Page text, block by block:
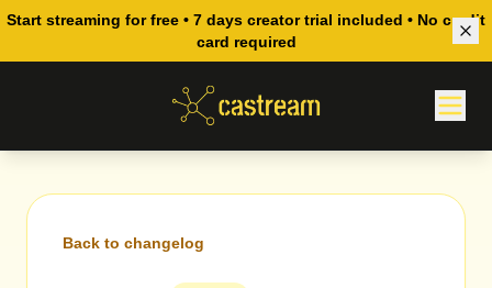
Start streaming for free • 7 days creator trial included • No credit
card required
Back to changelog